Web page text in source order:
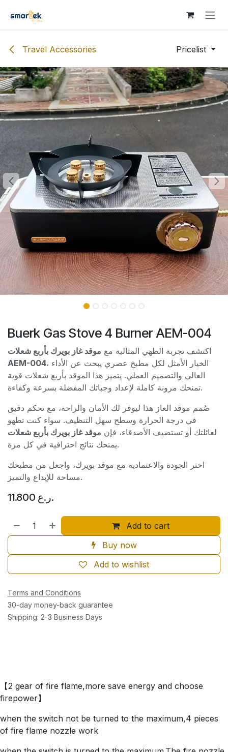
Travel Accessories Pricelist
Buerk Gas Stove 4 Burner AEM-004
اكتشف تجربة الطهي المثالية مع موقد غاز بويرك بأربع شعلات
AEM-004، الخيار الأمثل لكل مطبخ عصري يبحث عن الأداء
العالي والتصميم العملي. يتميز هذا الموقد بأربع شعلات قوية
تمنحك مرونة كاملة لإعداد وجباتك المفضلة بسرعة وكفاءة.
صُمم موقد الغاز هذا ليوفر لك الأمان والراحة، مع تحكم دقيق
في درجة الحرارة وسطح سهل التنظيف. سواء كنت تطهو
لعائلتك أو تستضيف الأصدقاء، فإن موقد غاز بويرك بأربع شعلات
يمنحك نتائج احترافية في كل مرة.
اختر الجودة والاعتمادية مع موقد بويرك، واجعل من مطبخك
مساحة للإبداع والتميز.
11.800 ر.ع.
Add to cart
Buy now
Add to wishlist
Terms and Conditions
30-day money-back guarantee
Shipping: 2-3 Business Days
【2 gear of fire flame,more save energy and choose
firepower】
when the switch not be turned to the maximum,4 pieces
of fire flame nozzle work